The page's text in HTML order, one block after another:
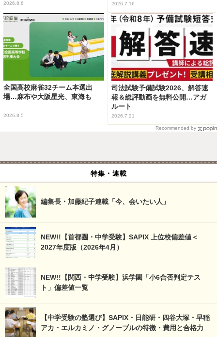
2026.8.6 2026.7.16
全国高校麻雀32チーム本選出
場…麻布や大阪星光、東海も
2026.8.5
司法試験予備試験2026、解答速
報＆総評動画を無料公開…アガ
ルート
2026.7.21
Recommended by
特集・連載
編集長・加藤紀子連載「今、会いたい人」
NEW!!【首都圏・中学受験】SAPIX 上位校偏差値＜
2027年度版（2026年4月）
NEW!!【関西・中学受験】浜学園「小6合否判定テス
ト」偏差値一覧
【中学受験の塾選び】SAPIX・日能研・四谷大塚・早稲
アカ・エルカミノ・グノーブルの特徴・費用と合格力